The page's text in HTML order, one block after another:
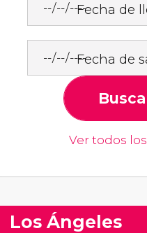
Fecha de
Fecha de
Ver todos
Los Ángeles